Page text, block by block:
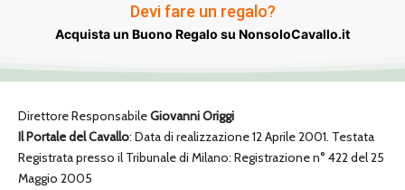
Devi fare un regalo?
Acquista un Buono Regalo su NonsoloCavallo.it
Direttore ResponsabileGiovanni Origgi
Il Portale del Cavallo: Data di realizzazione 12 Aprile 2001. Testata
Registrata presso il Tribunale di Milano: Registrazione n° 422 del 25
Maggio 2005